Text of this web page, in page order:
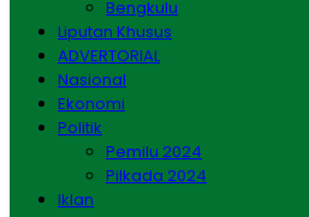
Bengkulu
Liputan Khusus
ADVERTORIAL
Nasional
Ekonomi
Politik
Pemilu 2024
Pilkada 2024
Iklan